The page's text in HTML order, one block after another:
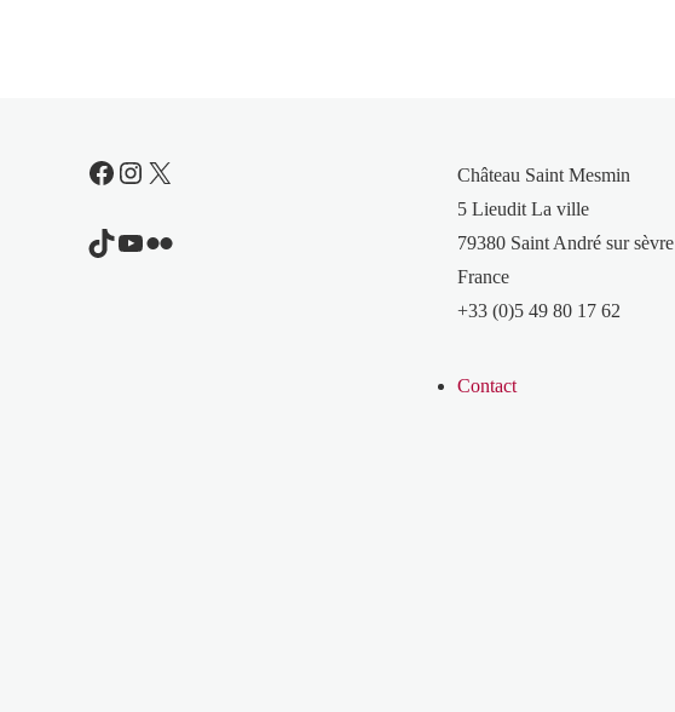
Facebook
Instagram
X
TikTok
YouTube
Flickr
Château Saint Mesmin
5 Lieudit La ville
79380 Saint André sur sèvre
France
+33 (0)5 49 80 17 62
Contact